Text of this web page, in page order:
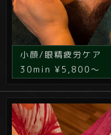
小顔/眼精疲労ケア
30min ¥5,800～